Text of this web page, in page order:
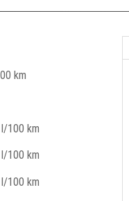
km
100 km
100 km
100 km